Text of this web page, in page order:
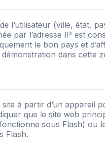
l’utilisateur (ville, état,
par l’adresse IP est
le bon pays et
dans cette
site à partir d’un appareil
que le site web
sous Flash) ou
Flash.